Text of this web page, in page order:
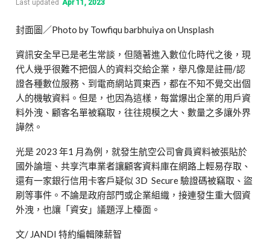
Last updated Apr 11, 2023
封面圖／Photo by Towfiqu barbhuiya on Unsplash
資訊安全早已是老生常談，但隨著進入數位化時代之後，現
代人幾乎很難不把個人的資料交給企業，舉凡像是註冊/認
證各種數位服務、到電商網站買東西，都在不知不覺交出個
人的機敏資料。但是，也因為這樣，每當爆出企業的用戶資
料外洩、顧客名單被竊取，往往規模之大、數量之多讓外界
譁然。
光是 2023年1 月為例，就發生航空公司會員資料被張貼於
國外論壇、共享汽車業者讓顧客資料庫在網路上輕易存取、
還有一家銀行信用卡客戶疑似 3D Secure 驗證碼被竊取、盜
刷等事件。不論是政府部門或企業組織，接連發生重大個資
外洩，也讓「資安」議題浮上檯面。
文/ JANDI 特約編輯陳薪智